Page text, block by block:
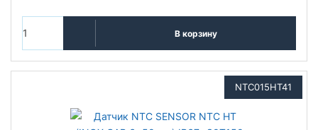
В корзину
NTC015HT41